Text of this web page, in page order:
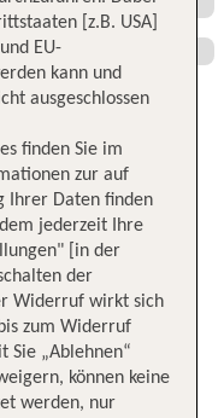
[z.B. USA]
EU-
kann und
ausgeschlossen
finden Sie im
zur auf
Ihrer Daten finden
jederzeit Ihre
[in der
der
Widerruf wirkt sich
zum Widerruf
Sie „Ablehnen“
können keine
werden, nur